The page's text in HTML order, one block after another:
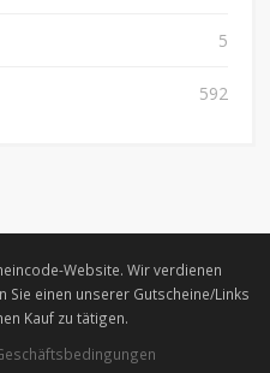
5
592
Website. Wir verdienen
einen unserer Gutscheine/Links
Kauf zu tätigen.